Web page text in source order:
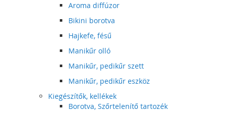
Aroma diffúzor
Bikini borotva
Hajkefe, fésű
Manikűr olló
Manikűr, pedikűr szett
Manikűr, pedikűr eszköz
Kiegészítők, kellékek
Borotva, Szőrtelenítő tartozék